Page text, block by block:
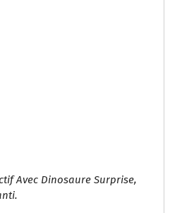
Avec Dinosaure Surprise,